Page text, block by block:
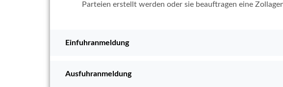
Parteien erstellt werden oder sie beauftragen eine
Einfuhranmeldung
Ausfuhranmeldung